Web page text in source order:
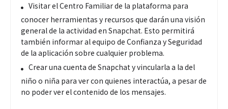
Visitar el Centro Familiar de la plataforma para
conocer herramientas y recursos que darán una visión
general de la actividad en Snapchat. Esto permitirá
también informar al equipo de Confianza y Seguridad
de la aplicación sobre cualquier problema.
Crear una cuenta de Snapchat y vincularla a la del
niño o niña para ver con quienes interactúa, a pesar de
no poder ver el contenido de los mensajes.